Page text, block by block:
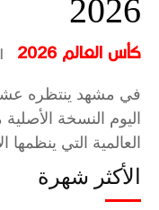
2026
كأس العالم 2026
في مشهد ينتظره
اليوم النسخة
العالمية التي ينظمها
الأكثر شهرة